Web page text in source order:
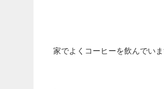
家でよくコーヒーを飲んでいま